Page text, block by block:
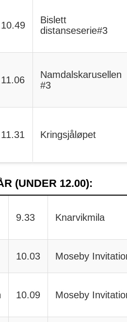
10.49
Bislett
distanseserie#3
11.06
Namdalskarusellen
#3
11.31 Kringsjåløpet
(UNDER 12.00):
9.33 Knarvikmila
10.03 Moseby
10.09 Moseby